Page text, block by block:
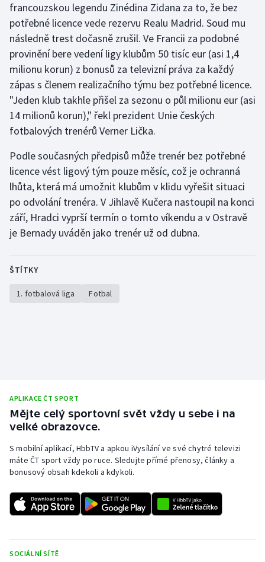
francouzskou legendu Zinédina Zidana za to, že bez
potřebné licence vede rezervu Realu Madrid. Soud mu
následně trest dočasně zrušil. Ve Francii za podobné
provinění bere vedení ligy klubům 50 tisíc eur (asi 1,4
milionu korun) z bonusů za televizní práva za každý
zápas s členem realizačního týmu bez potřebné licence.
"Jeden klub takhle přišel za sezonu o půl milionu eur (asi
14 milionů korun)," řekl prezident Unie českých
fotbalových trenérů Verner Lička.
Podle současných předpisů může trenér bez potřebné
licence vést ligový tým pouze měsíc, což je ochranná
lhůta, která má umožnit klubům v klidu vyřešit situaci
po odvolání trenéra. V Jihlavě Kučera nastoupil na konci
září, Hradci vyprší termín o tomto víkendu a v Ostravě
je Bernady uváděn jako trenér už od dubna.
ŠTÍTKY
1. fotbalová liga Fotbal
APLIKACE ČT SPORT
Mějte celý sportovní svět vždy u sebe i na
velké obrazovce.
S mobilní aplikací, HbbTV a apkou iVysílání ve své chytré televizi
máte ČT sport vždy po ruce. Sledujte přímé přenosy, články a
bonusový obsah kdekoli a kdykoli.
SOCIÁLNÍ SÍTĚ